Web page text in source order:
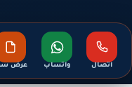
اتصال واتساب عرض